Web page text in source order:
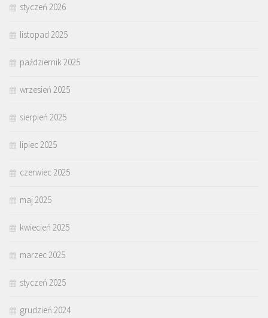
styczeń 2026
listopad 2025
październik 2025
wrzesień 2025
sierpień 2025
lipiec 2025
czerwiec 2025
maj 2025
kwiecień 2025
marzec 2025
styczeń 2025
grudzień 2024